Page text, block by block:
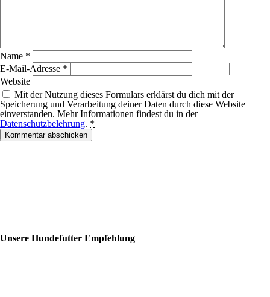
Name *
E-Mail-Adresse *
Website
Mit der Nutzung dieses Formulars erklärst du dich mit der
Speicherung und Verarbeitung deiner Daten durch diese Website
einverstanden. Mehr Informationen findest du in der
Datenschutzbelehrung. *
Unsere Hundefutter Empfehlung